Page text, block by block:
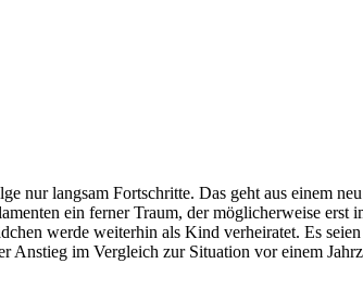
nur langsam Fortschritte. Das geht aus einem
ein ferner Traum, der möglicherweise
werde weiterhin als Kind verheiratet. Es
Anstieg im Vergleich zur Situation vor einem